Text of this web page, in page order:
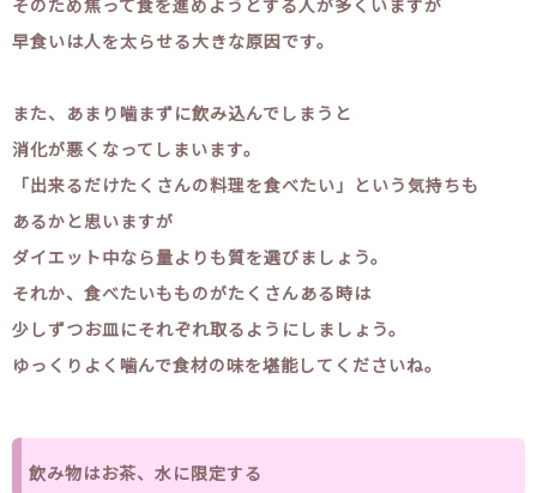
早食いは人を太らせる大きな原因です。
また、あまり噛まずに飲み込んでしまうと
消化が悪くなってしまいます。
「出来るだけたくさんの料理を食べたい」という気持ちも
あるかと思いますが
ダイエット中なら量よりも質を選びましょう。
それか、食べたいもものがたくさんある時は
少しずつお皿にそれぞれ取るようにしましょう。
ゆっくりよく噛んで食材の味を堪能してくださいね。
飲み物はお茶、水に限定する